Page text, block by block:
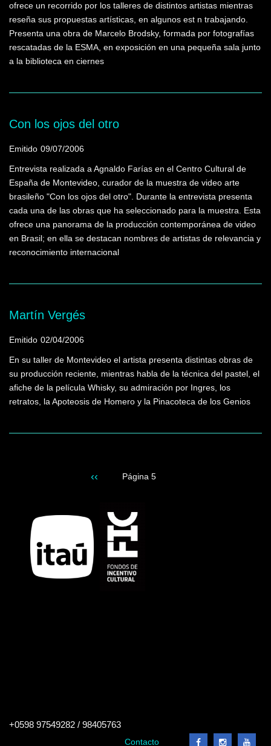
ofrece un recorrido por los talleres de distintos artistas mientras
reseña sus propuestas artísticas, en algunos est n trabajando.
Presenta una obra de Marcelo Brodsky, formada por fotografías
rescatadas de la ESMA, en exposición en una pequeña sala junto
a la biblioteca en ciernes
Con los ojos del otro
Emitido 09/07/2006
Entrevista realizada a Agnaldo Farías en el Centro Cultural de
España de Montevideo, curador de la muestra de video arte
brasileño "Con los ojos del otro". Durante la entrevista presenta
cada una de las obras que ha seleccionado para la muestra. Esta
ofrece una panorama de la producción contemporánea de video
en Brasil; en ella se destacan nombres de artistas de relevancia y
reconocimiento internacional
Martín Vergés
Emitido 02/04/2006
En su taller de Montevideo el artista presenta distintas obras de
su producción reciente, mientras habla de la técnica del pastel, el
afiche de la película Whisky, su admiración por Ingres, los
retratos, la Apoteosis de Homero y la Pinacoteca de los Genios
Página
‹‹ Página 5
+0598 97549282 / 98405763
en
Contacto